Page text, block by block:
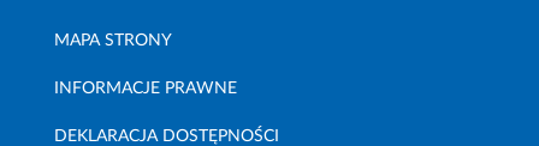
MAPA STRONY
INFORMACJE PRAWNE
DEKLARACJA DOSTĘPNOŚCI